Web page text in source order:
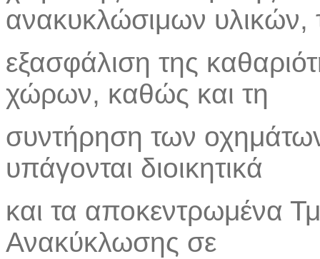
ανακυκλώσιμων υλικών,
εξασφάλιση της
χώρων, καθώς και τη
συντήρηση των
υπάγονται διοικητικά
και τα αποκεντρωμένα
Ανακύκλωσης σε